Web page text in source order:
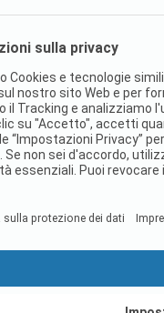
Piazzola per